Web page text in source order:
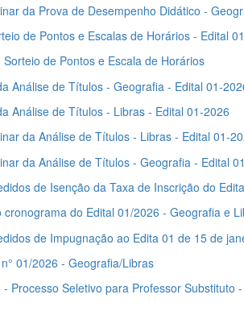
da Prova de Desempenho Didático -
de Pontos e Escalas de Horários - Edital
de Pontos e Escala de Horários
Análise de Títulos - Geografia - Edital 01-
Análise de Títulos - Libras - Edital 01-2026
da Análise de Títulos - Libras - Edital 01-
da Análise de Títulos - Geografia - Edital
de Isenção da Taxa de Inscrição do
cronograma do Edital 01/2026 - Geografia e
de Impugnação ao Edita 01 de 15 de
01/2026 - Geografia/Libras
- Processo Seletivo para Professor